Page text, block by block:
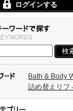
ログインする
Bath & Body
詰め替えリフ